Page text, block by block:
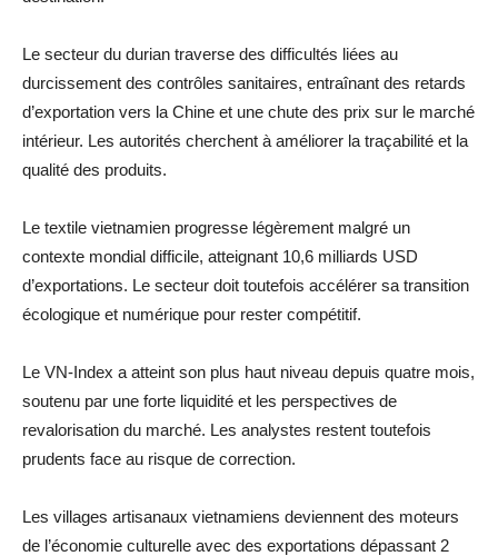
Le secteur du durian traverse des difficultés liées au
durcissement des contrôles sanitaires, entraînant des retards
d’exportation vers la Chine et une chute des prix sur le marché
intérieur. Les autorités cherchent à améliorer la traçabilité et la
qualité des produits.
Le textile vietnamien progresse légèrement malgré un
contexte mondial difficile, atteignant 10,6 milliards USD
d’exportations. Le secteur doit toutefois accélérer sa transition
écologique et numérique pour rester compétitif.
Le VN-Index a atteint son plus haut niveau depuis quatre mois,
soutenu par une forte liquidité et les perspectives de
revalorisation du marché. Les analystes restent toutefois
prudents face au risque de correction.
Les villages artisanaux vietnamiens deviennent des moteurs
de l’économie culturelle avec des exportations dépassant 2